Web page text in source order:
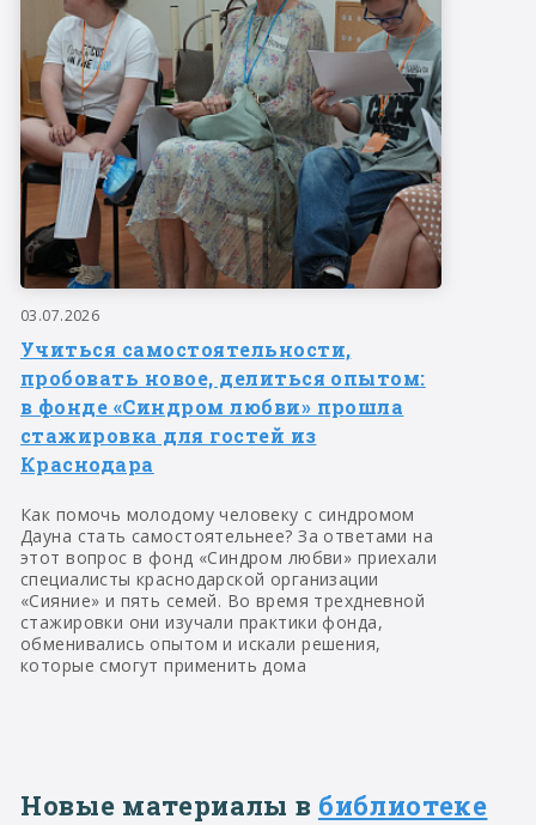
03.07.2026
Учиться самостоятельности,
пробовать новое, делиться опытом:
в фонде «Синдром любви» прошла
стажировка для гостей из
Краснодара
Как помочь молодому человеку с синдромом
Дауна стать самостоятельнее? За ответами на
этот вопрос в фонд «Синдром любви» приехали
специалисты краснодарской организации
«Сияние» и пять семей. Во время трехдневной
стажировки они изучали практики фонда,
обменивались опытом и искали решения,
которые смогут применить дома
Новые материалы в библиотеке